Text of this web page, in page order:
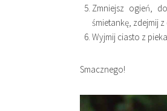
Zmniejsz ogień,
śmietankę, zdejmij
Wyjmij ciasto z
Smacznego!